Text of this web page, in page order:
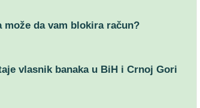
može da vam blokira račun?
vlasnik banaka u BiH i Crnoj Gori